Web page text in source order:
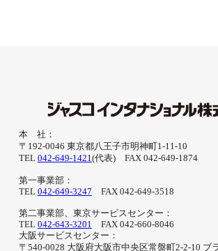
本 社：
〒192-0046 東京都八王子市明神町1-11-10
TEL 042-649-1421 (代表) FAX 042-649-1874
第一事業部：
TEL 042-649-3247 FAX 042-649-3518
第二事業部、東京サービスセンター：
TEL 042-643-3201
FAX 042-660-8046
大阪サービスセンター：
〒540-0028 大阪府大阪市中央区常盤町2-2-10 ブ